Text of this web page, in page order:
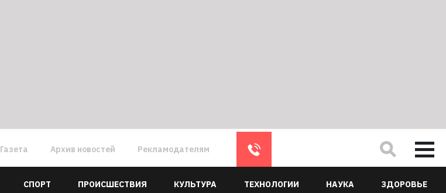
Газета Архив новостей Рекламодателям
СПОРТ ПРОИСШЕСТВИЯ КУЛЬТУРА ТЕХНОЛОГИИ НАУКА ЗДОРОВЬЕ